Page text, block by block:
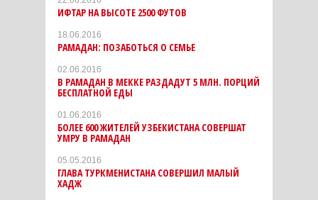
ИФТАР НА ВЫСОТЕ 2500 ФУТОВ
18.06.2016
РАМАДАН: ПОЗАБОТЬСЯ О СЕМЬЕ
02.06.2016
В РАМАДАН В МЕККЕ РАЗДАДУТ 5 МЛН. ПОРЦИЙ
БЕСПЛАТНОЙ ЕДЫ
01.06.2016
БОЛЕЕ 600 ЖИТЕЛЕЙ УЗБЕКИСТАНА СОВЕРШАТ
УМРУ В РАМАДАН
05.05.2016
ГЛАВА ТУРКМЕНИСТАНА СОВЕРШИЛ МАЛЫЙ
ХАДЖ